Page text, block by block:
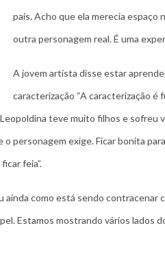
país. Acho que ela merecia espaço
outra personagem real. É uma
A jovem artista disse estar
caracterização “A caracterização
teve muito filhos e sofreu
personagem exige. Ficar bonita
feia”.
como está sendo contracenar
Estamos mostrando vários lados